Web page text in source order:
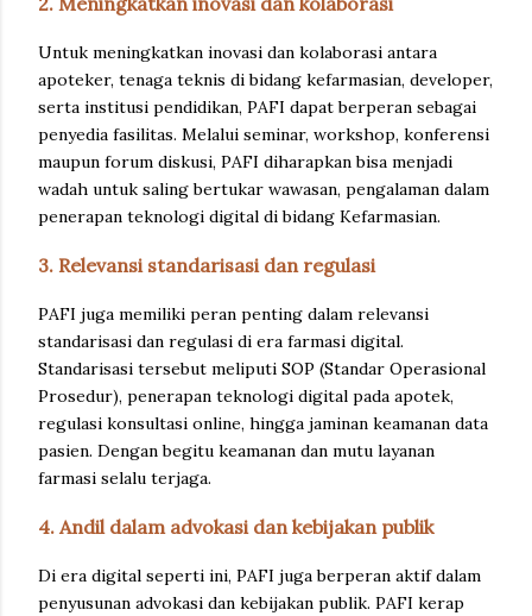
Untuk meningkatkan inovasi dan kolaborasi antara
apoteker, tenaga teknis di bidang kefarmasian, developer,
serta institusi pendidikan, PAFI dapat berperan sebagai
penyedia fasilitas. Melalui seminar, workshop, konferensi
maupun forum diskusi, PAFI diharapkan bisa menjadi
wadah untuk saling bertukar wawasan, pengalaman dalam
penerapan teknologi digital di bidang Kefarmasian.
3. Relevansi standarisasi dan regulasi
PAFI juga memiliki peran penting dalam relevansi
standarisasi dan regulasi di era farmasi digital.
Standarisasi tersebut meliputi SOP (Standar Operasional
Prosedur), penerapan teknologi digital pada apotek,
regulasi konsultasi online, hingga jaminan keamanan data
pasien. Dengan begitu keamanan dan mutu layanan
farmasi selalu terjaga.
4. Andil dalam advokasi dan kebijakan publik
Di era digital seperti ini, PAFI juga berperan aktif dalam
penyusunan advokasi dan kebijakan publik. PAFI kerap